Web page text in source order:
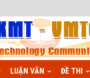
LUẬN VĂN ĐỀ THI